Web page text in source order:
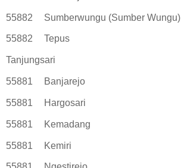
55882 Sumberwungu (Sumber Wungu)
55882 Tepus
Tanjungsari
55881 Banjarejo
55881 Hargosari
55881 Kemadang
55881 Kemiri